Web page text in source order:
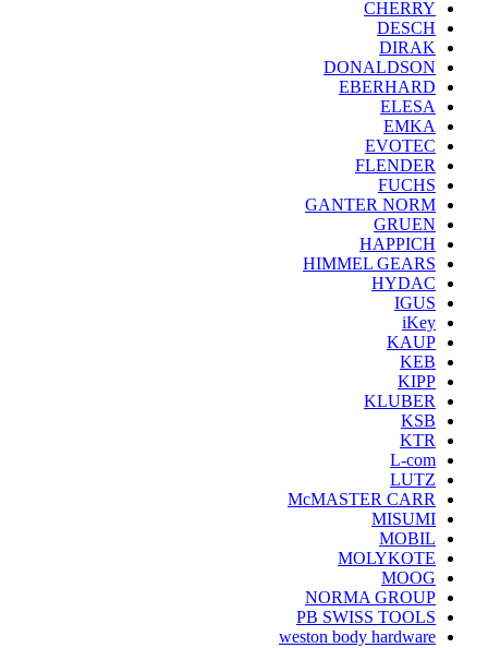
CHERRY
DESCH
DIRAK
DONALDSON
EBERHARD
ELESA
EMKA
EVOTEC
FLENDER
FUCHS
GANTER NORM
GRUEN
HAPPICH
HIMMEL GEARS
HYDAC
IGUS
iKey
KAUP
KEB
KIPP
KLUBER
KSB
KTR
L-com
LUTZ
McMASTER CARR
MISUMI
MOBIL
MOLYKOTE
MOOG
NORMA GROUP
PB SWISS TOOLS
weston body hardware